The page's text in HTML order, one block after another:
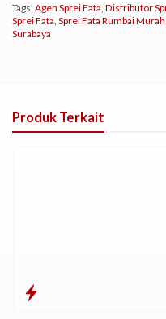
Tags:Agen Sprei Fata Distributor
Sprei Fata Sprei Fata Rumbai Murah
Surabaya
Produk Terkait